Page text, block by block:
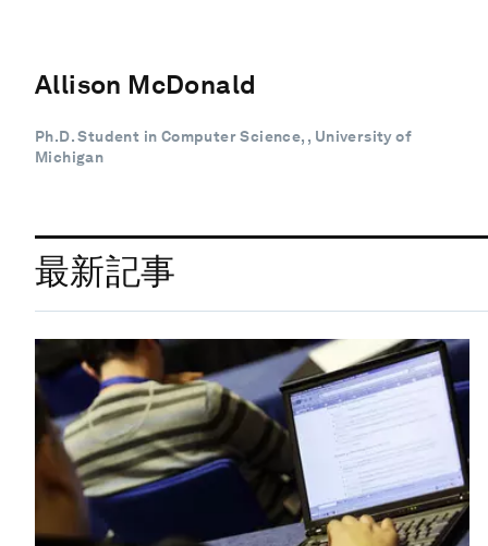
Allison McDonald
Ph.D. Student in Computer Science, , University of
Michigan
最新記事